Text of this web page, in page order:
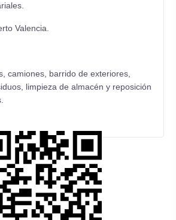
Valencia.
camiones, barrido de exteriores,
limpieza de almacén y reposición